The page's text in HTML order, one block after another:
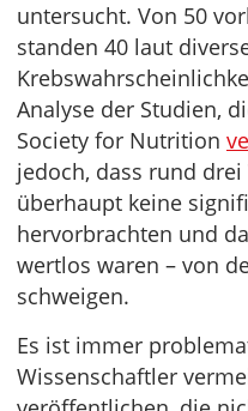
untersucht. Von 50
standen 40 laut
Analyse der Studien,
Society for Nutrition
jedoch, dass rund
überhaupt keine
hervorbrachten und
wertlos waren – von
schweigen.
Es ist immer
Wissenschaftler